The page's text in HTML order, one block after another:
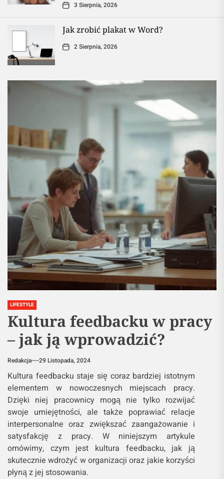
3 Sierpnia, 2026
Jak zrobić plakat w Word?
2 Sierpnia, 2026
LIFESTYLE
Kultura feedbacku w pracy
– jak ją wprowadzić?
Redakcja 29 Listopada, 2024
Kultura feedbacku staje się coraz bardziej istotnym
elementem w nowoczesnych miejscach pracy.
Dzięki niej pracownicy mogą nie tylko rozwijać
swoje umiejętności, ale także poprawiać relacje
interpersonalne oraz zwiększać zaangażowanie i
satysfakcję z pracy. W niniejszym artykule
omówimy, czym jest kultura feedbacku, jak ją
skutecznie wdrożyć w organizacji oraz jakie korzyści
płyną z jej stosowania.